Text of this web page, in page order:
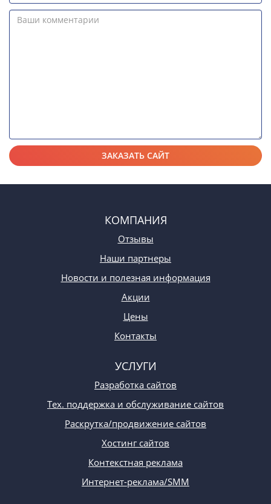
КОМПАНИЯ
Отзывы
Наши партнеры
Новости и полезная информация
Акции
Цены
Контакты
УСЛУГИ
Разработка сайтов
Тех. поддержка и обслуживание сайтов
Раскрутка/продвижение сайтов
Хостинг сайтов
Контекстная реклама
Интернет-реклама/SMM